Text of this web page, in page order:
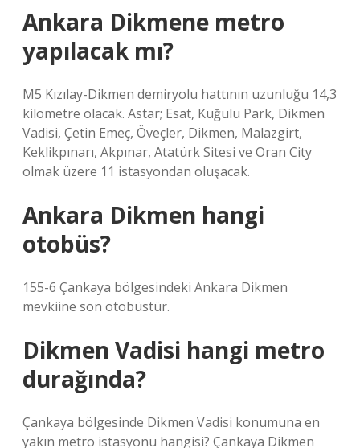
Ankara Dikmene metro
yapılacak mı?
M5 Kızılay-Dikmen demiryolu hattının uzunluğu 14,3
kilometre olacak. Astar; Esat, Kuğulu Park, Dikmen
Vadisi, Çetin Emeç, Öveçler, Dikmen, Malazgirt,
Keklikpınarı, Akpınar, Atatürk Sitesi ve Oran City
olmak üzere 11 istasyondan oluşacak.
Ankara Dikmen hangi
otobüs?
155-6 Çankaya bölgesindeki Ankara Dikmen
mevkiine son otobüstür.
Dikmen Vadisi hangi metro
durağında?
Çankaya bölgesinde Dikmen Vadisi konumuna en
yakın metro istasyonu hangisi? Çankaya Dikmen